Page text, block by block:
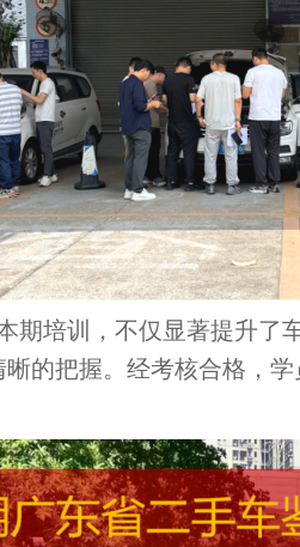
期培训，不仅显著提升了
的把握。经考核合格，